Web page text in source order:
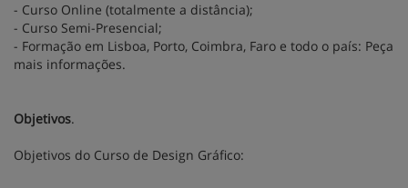
- Curso Online (totalmente a distância);
- Curso Semi-Presencial;
- Formação em Lisboa, Porto, Coimbra, Faro e todo o país: Peça
mais informações.
Objetivos.
Objetivos do Curso de Design Gráfico: